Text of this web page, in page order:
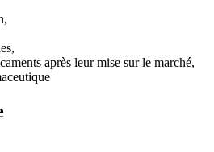
après leur mise sur le marché,